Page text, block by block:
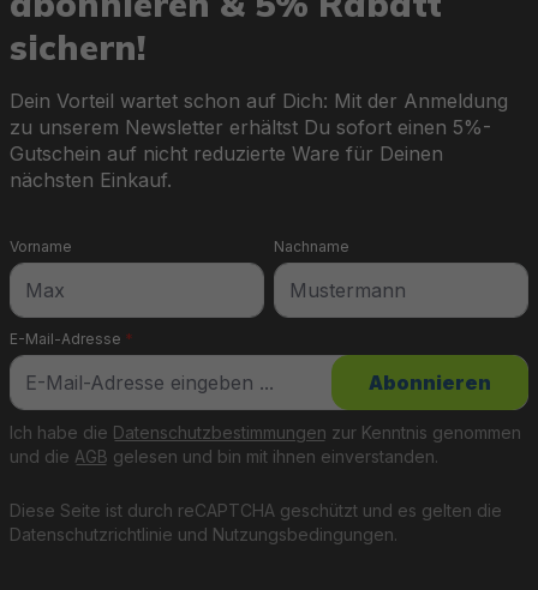
sichern!
Dein Vorteil wartet schon auf Dich: Mit der Anmeldung
zu unserem Newsletter erhältst Du sofort einen 5%-
Gutschein auf nicht reduzierte Ware für Deinen
nächsten Einkauf.
E-Mail-Adresse *
Vorname Nachname
Diese Seite ist durch reCAPTCHA geschützt und es gelten die
Datenschutzrichtlinie und Nutzungsbedingungen.
Ich habe die Datenschutzbestimmungen zur Kenntnis genommen
und die AGB gelesen und bin mit ihnen einverstanden.
Abonnieren